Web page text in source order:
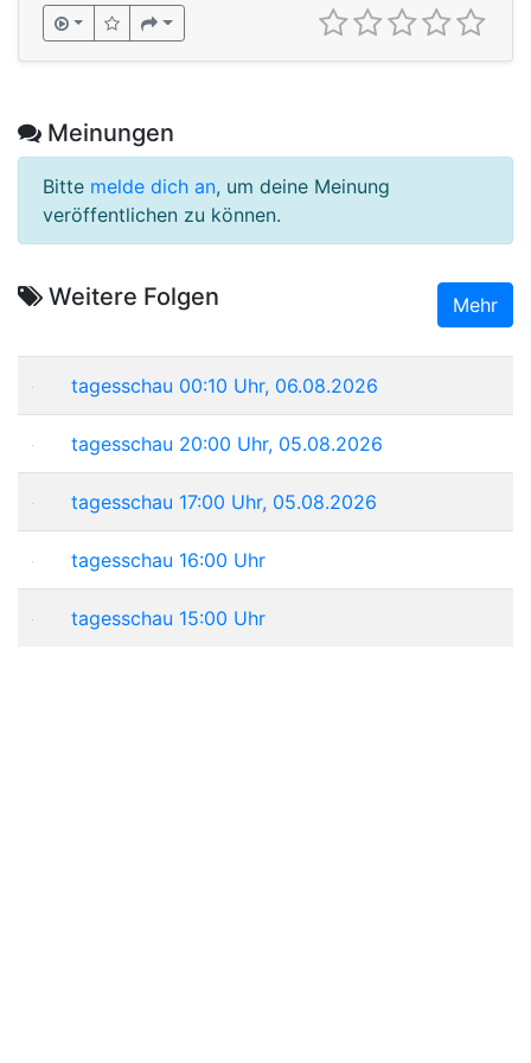
Meinungen
Bitte melde dich an, um deine Meinung
veröffentlichen zu können.
Weitere Folgen Mehr
tagesschau 00:10 Uhr, 06.08.2026
tagesschau 20:00 Uhr, 05.08.2026
tagesschau 17:00 Uhr, 05.08.2026
tagesschau 16:00 Uhr
tagesschau 15:00 Uhr